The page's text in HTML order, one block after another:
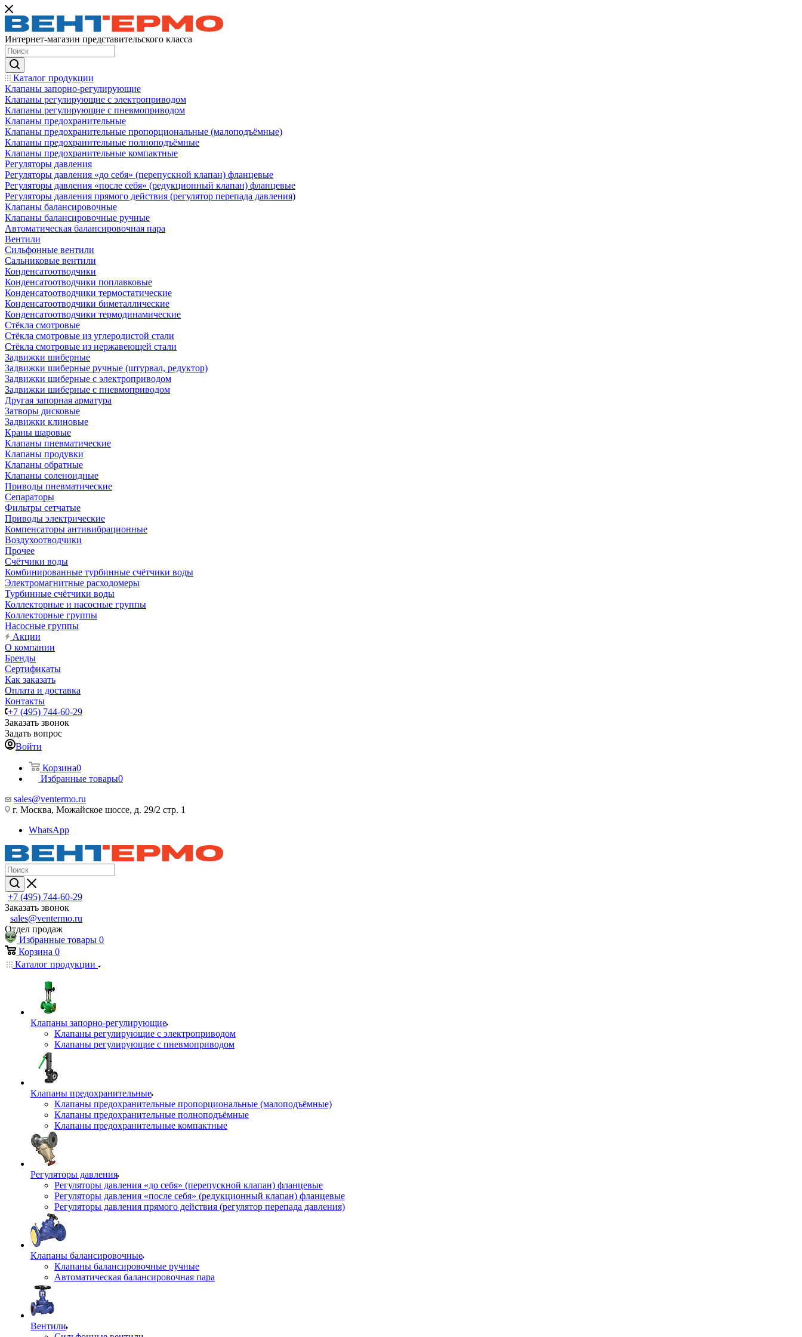
Интернет-магазин представительского класса
Каталог продукции
Клапаны запорно-регулирующие
Клапаны регулирующие с электроприводом
Клапаны регулирующие с пневмоприводом
Клапаны предохранительные
Клапаны предохранительные пропорциональные (малоподъёмные)
Клапаны предохранительные полноподъёмные
Клапаны предохранительные компактные
Регуляторы давления
Регуляторы давления «до себя» (перепускной клапан) фланцевые
Регуляторы давления «после себя» (редукционный клапан) фланцевые
Регуляторы давления прямого действия (регулятор перепада давления)
Клапаны балансировочные
Клапаны балансировочные ручные
Автоматическая балансировочная пара
Вентили
Сильфонные вентили
Сальниковые вентили
Конденсатоотводчики
Конденсатоотводчики поплавковые
Конденсатоотводчики термостатические
Конденсатоотводчики биметаллические
Конденсатоотводчики термодинамические
Стёкла смотровые
Стёкла смотровые из углеродистой стали
Стёкла смотровые из нержавеющей стали
Задвижки шиберные
Задвижки шиберные ручные (штурвал, редуктор)
Задвижки шиберные с электроприводом
Задвижки шиберные с пневмоприводом
Другая запорная арматура
Затворы дисковые
Задвижки клиновые
Краны шаровые
Клапаны пневматические
Клапаны продувки
Клапаны обратные
Клапаны соленоидные
Приводы пневматические
Сепараторы
Фильтры сетчатые
Приводы электрические
Компенсаторы антивибрационные
Воздухоотводчики
Прочее
Счётчики воды
Комбинированные турбинные счётчики воды
Электромагнитные расходомеры
Турбинные счётчики воды
Коллекторные и насосные группы
Коллекторные группы
Насосные группы
Акции
О компании
Бренды
Сертификаты
Как заказать
Оплата и доставка
Контакты
+7 (495) 744-60-29
Заказать звонок
Задать вопрос
Войти
Корзина0
Избранные товары0
sales@ventermo.ru
г. Москва, Можайское шоссе, д. 29/2 стр. 1
WhatsApp
+7 (495) 744-60-29
Заказать звонок
sales@ventermo.ru
Отдел продаж
Избранные товары 0
Корзина 0
Каталог продукции
Клапаны запорно-регулирующие
Клапаны регулирующие с электроприводом
Клапаны регулирующие с пневмоприводом
Клапаны предохранительные
Клапаны предохранительные пропорциональные (малоподъёмные)
Клапаны предохранительные полноподъёмные
Клапаны предохранительные компактные
Регуляторы давления
Регуляторы давления «до себя» (перепускной клапан) фланцевые
Регуляторы давления «после себя» (редукционный клапан) фланцевые
Регуляторы давления прямого действия (регулятор перепада давления)
Клапаны балансировочные
Клапаны балансировочные ручные
Автоматическая балансировочная пара
Вентили